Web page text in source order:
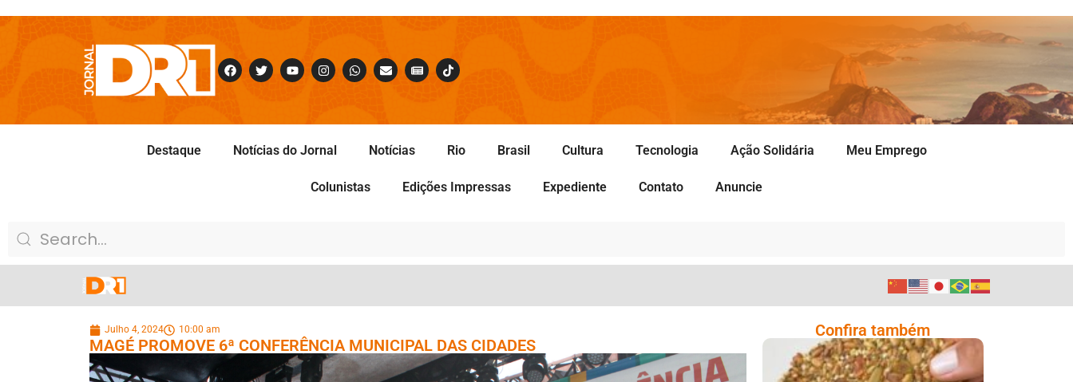
Destaque Notícias do Jornal Notícias Rio Brasil Cultura Tecnologia Ação Solidária Meu Emprego
Colunistas Edições Impressas Expediente Contato Anuncie
Julho 4, 2024 10:00 am
MAGÉ PROMOVE 6ª CONFERÊNCIA MUNICIPAL DAS CIDADES
Confira também